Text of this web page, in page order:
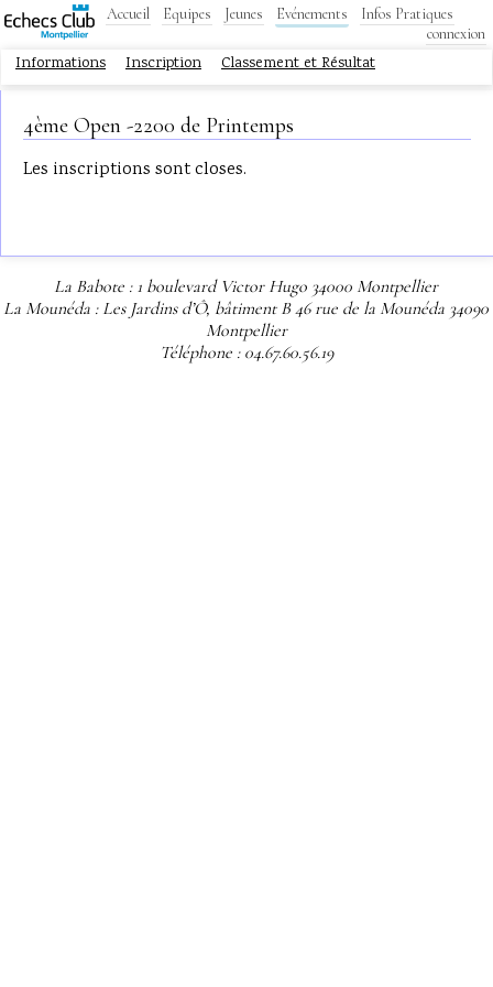
Accueil Equipes Jeunes Evénements
Infos Pratiques
connexion
Informations Inscription Classement et Résultat
4ème Open -2200 de Printemps
Les inscriptions sont closes.
La Babote : 1 boulevard Victor Hugo 34000 Montpellier
La Mounéda : Les Jardins d’Ô, bâtiment B 46 rue de la Mounéda 34090
Montpellier
Téléphone : 04.67.60.56.19